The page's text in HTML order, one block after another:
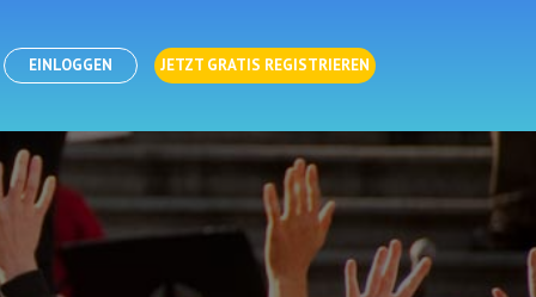
EINLOGGEN JETZT GRATIS REGISTRIEREN